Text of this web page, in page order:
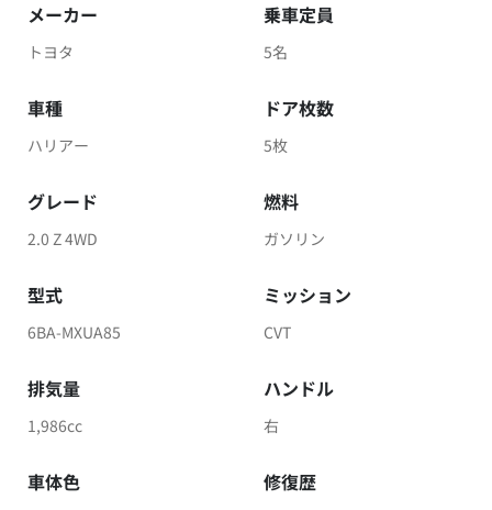
メーカー
トヨタ
乗車定員
5名
車種
ハリアー
ドア枚数
5枚
グレード
2.0 Z 4WD
燃料
ガソリン
型式
6BA-MXUA85
ミッション
CVT
排気量
1,986cc
ハンドル
右
車体色 修復歴